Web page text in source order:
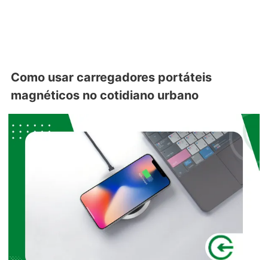
Como usar carregadores portáteis
magnéticos no cotidiano urbano